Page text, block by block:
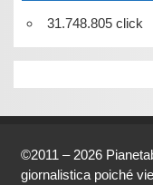
31.748.805 click
©2011 – 2026
giornalistica poiché